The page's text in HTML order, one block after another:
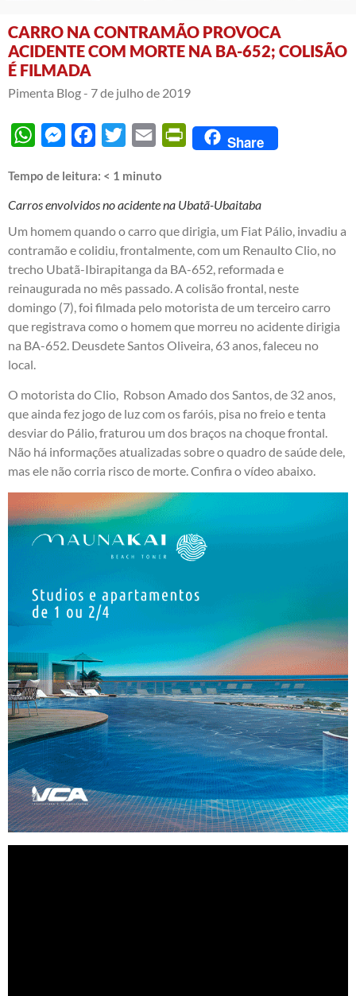
CARRO NA CONTRAMÃO PROVOCA
ACIDENTE COM MORTE NA BA-652; COLISÃO
É FILMADA
Pimenta Blog - 7 de julho de 2019
WhatsAppMessengerFacebook
Twitter Email PrintFriendly
Share
Tempo de leitura: < 1 minuto
Carros envolvidos no acidente na Ubatã-Ubaitaba
Um homem quando o carro que dirigia, um Fiat Pálio, invadiu a
contramão e colidiu, frontalmente, com um Renaulto Clio, no
trecho Ubatã-Ibirapitanga da BA-652, reformada e
reinaugurada no mês passado. A colisão frontal, neste
domingo (7), foi filmada pelo motorista de um terceiro carro
que registrava como o homem que morreu no acidente dirigia
na BA-652. Deusdete Santos Oliveira, 63 anos, faleceu no
local.
O motorista do Clio, Robson Amado dos Santos, de 32 anos,
que ainda fez jogo de luz com os faróis, pisa no freio e tenta
desviar do Pálio, fraturou um dos braços na choque frontal.
Não há informações atualizadas sobre o quadro de saúde dele,
mas ele não corria risco de morte. Confira o vídeo abaixo.